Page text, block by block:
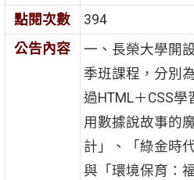
點閱次數
394
公告內容
一、長榮大學開
季班課程，分別
過HTML＋CSS
用數據說故事的
計」、「綠金時
與「環境保育：